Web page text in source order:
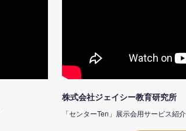
株式会社ジェイシー教育研究所
「センターTen」展示会用サービス紹